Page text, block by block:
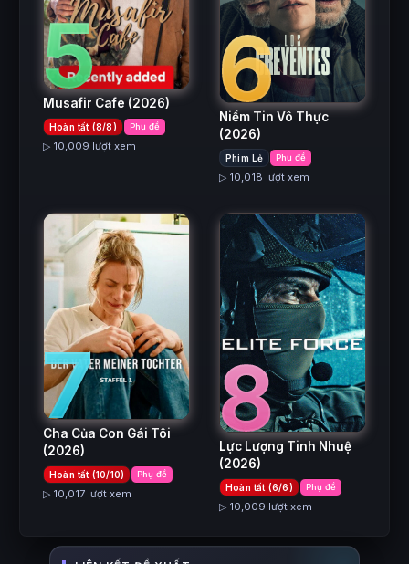
5
Musafir Cafe (2026)
Hoàn tất (8/8) Phụ đề
▷ 10,009 lượt xem
6
Niềm Tin Vô Thực
(2026)
Phim Lẻ Phụ đề
▷ 10,018 lượt xem
7
Cha Của Con Gái Tôi
(2026)
Hoàn tất (10/10) Phụ đề
▷ 10,017 lượt xem
8
Lực Lượng Tinh Nhuệ
(2026)
Hoàn tất (6/6) Phụ đề
▷ 10,009 lượt xem